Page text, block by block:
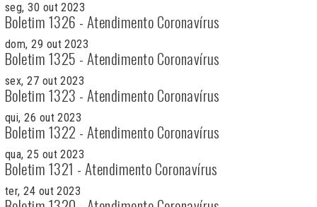
seg, 30 out 2023
Boletim 1326 - Atendimento Coronavírus
dom, 29 out 2023
Boletim 1325 - Atendimento Coronavírus
sex, 27 out 2023
Boletim 1323 - Atendimento Coronavírus
qui, 26 out 2023
Boletim 1322 - Atendimento Coronavírus
qua, 25 out 2023
Boletim 1321 - Atendimento Coronavírus
ter, 24 out 2023